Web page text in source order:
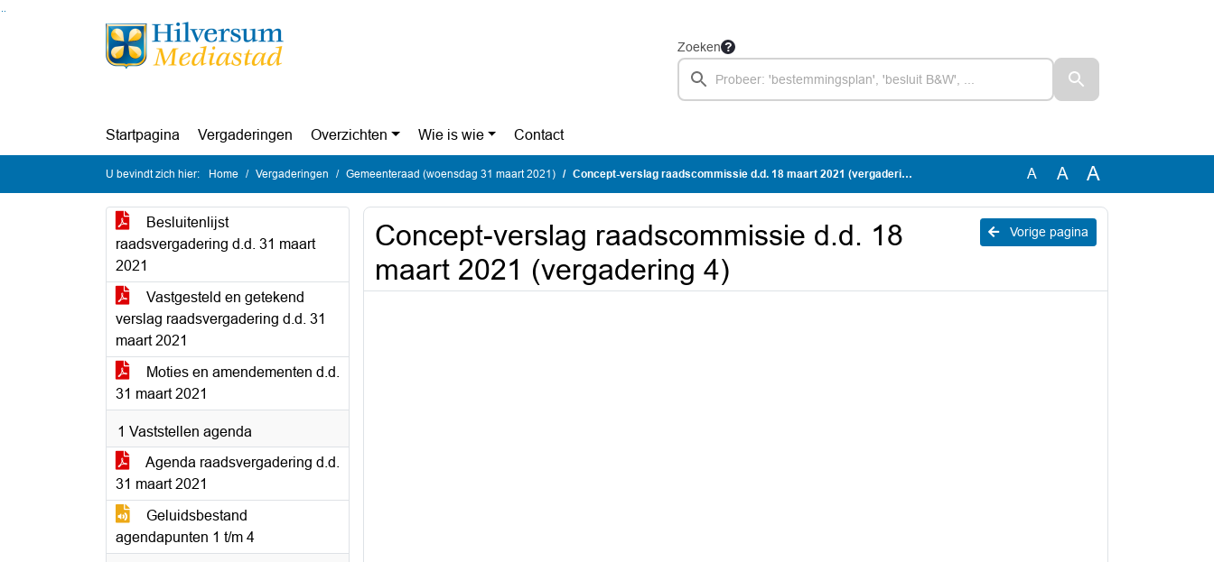
Ga naar de inhoud van deze pagina
Ga naar het zoeken
Ga naar het menu
Zoeken
Startpagina Vergaderingen Overzichten Wie is wie Contact
U bevindt zich hier: Home Vergaderingen Gemeenteraad (woensdag 31 maart 2021) Concept-verslag raadscommissie d.d. 18 maart 2021 (vergadering 4) A A A
Besluitenlijst
raadsvergadering d.d. 31 maart
2021
Vastgesteld en getekend
verslag raadsvergadering d.d. 31
maart 2021
Moties en amendementen d.d.
31 maart 2021
1 Vaststellen agenda
Agenda raadsvergadering d.d.
31 maart 2021
Geluidsbestand
agendapunten 1 t/m 4
Vorige pagina
Concept-verslag raadscommissie d.d. 18
maart 2021 (vergadering 4)